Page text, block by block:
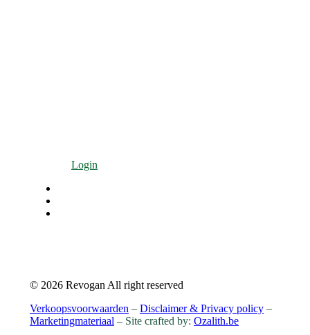
Login
© 2026 Revogan All right reserved
Verkoopsvoorwaarden – Disclaimer & Privacy policy –
Marketingmateriaal – Site crafted by: Ozalith.be